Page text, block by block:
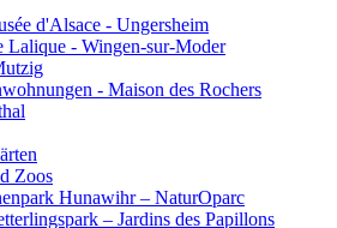
d'Alsace - Ungersheim
Lalique - Wingen-sur-Moder
- Maison des Rochers
Zoos
Hunawihr – NaturOparc
– Jardins des Papillons